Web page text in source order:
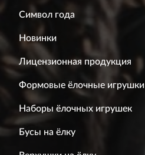
Символ года
Новинки
Лицензионная продукция
Формовые ёлочные игрушки
Наборы ёлочных игрушек
Бусы на ёлку